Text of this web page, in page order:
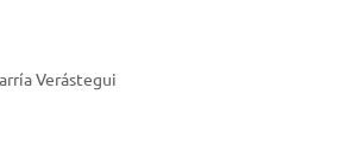
Verástegui